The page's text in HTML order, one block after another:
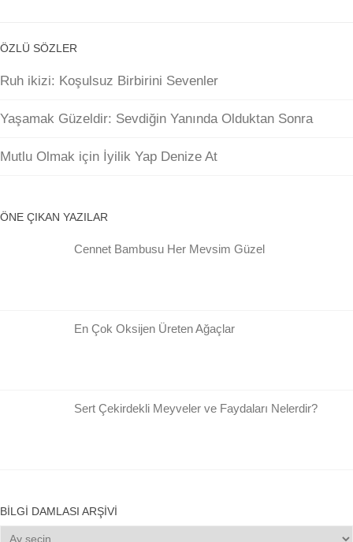
ÖZLÜ SÖZLER
Ruh ikizi: Koşulsuz Birbirini Sevenler
Yaşamak Güzeldir: Sevdiğin Yanında Olduktan Sonra
Mutlu Olmak için İyilik Yap Denize At
ÖNE ÇIKAN YAZILAR
Cennet Bambusu Her Mevsim Güzel
En Çok Oksijen Üreten Ağaçlar
Sert Çekirdekli Meyveler ve Faydaları Nelerdir?
BILGI DAMLASI ARŞIVI
Bilgi